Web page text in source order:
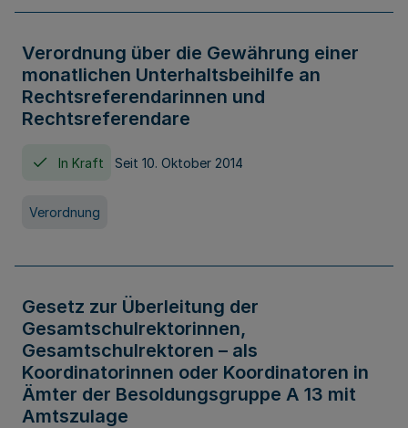
Verordnung über die Gewährung einer
monatlichen Unterhaltsbeihilfe an
Rechtsreferendarinnen und
Rechtsreferendare
In Kraft Seit 10. Oktober 2014
Verordnung
Gesetz zur Überleitung der
Gesamtschulrektorinnen,
Gesamtschulrektoren – als
Koordinatorinnen oder Koordinatoren in
Ämter der Besoldungsgruppe A 13 mit
Amtszulage